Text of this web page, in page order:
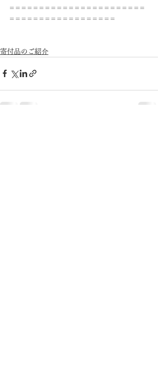
＝＝＝＝＝＝＝＝＝＝＝＝＝＝＝＝＝＝＝＝＝＝＝
＝＝＝＝＝＝＝＝＝＝＝＝＝＝＝＝＝＝
寄付品のご紹介